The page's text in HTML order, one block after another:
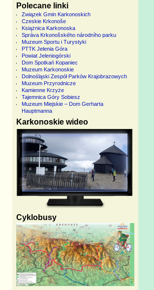
Polecane linki
Związek Gmin Karkonoskich
Czeskie Krkonoše
Książnica Karkonoska
Správa Krkonošského národního parku
Muzeum Sportu i Turystyki
PTTK Jelenia Góra
Powiat Jeleniogórski
Dom Spotkań Kopaniec
Muzeum Karkonoskie
Dolnośląski Zespół Parków Krajobrazowych
Muzeum Przyrodnicze
Kamienne Krzyże
Tajemnica Góry Sobiesz
Muzeum Miejskie – Dom Gerharta
Hauptmanna
Karkonoskie wideo
Cyklobusy